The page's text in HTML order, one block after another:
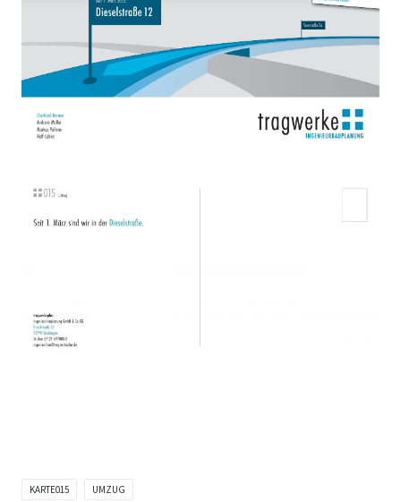
KARTE015 UMZUG